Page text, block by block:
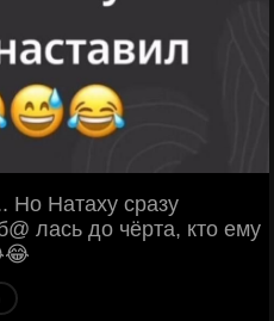
Но Натаху сразу
лась до чёрта, кто ему